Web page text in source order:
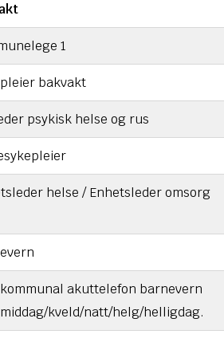
1
bakvakt
psykisk helse og rus
helse / Enhetsleder
akuttelefon barnevern
kveld/natt/helg/